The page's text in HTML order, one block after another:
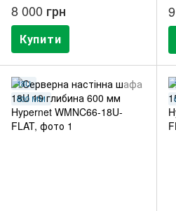
8 000 грн
Купити
18U
600 ММ